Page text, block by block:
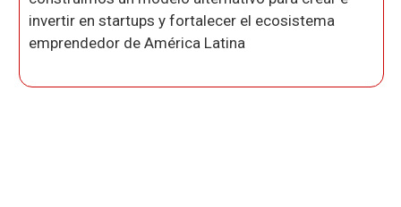
invertir en startups y fortalecer el ecosistema
emprendedor de América Latina